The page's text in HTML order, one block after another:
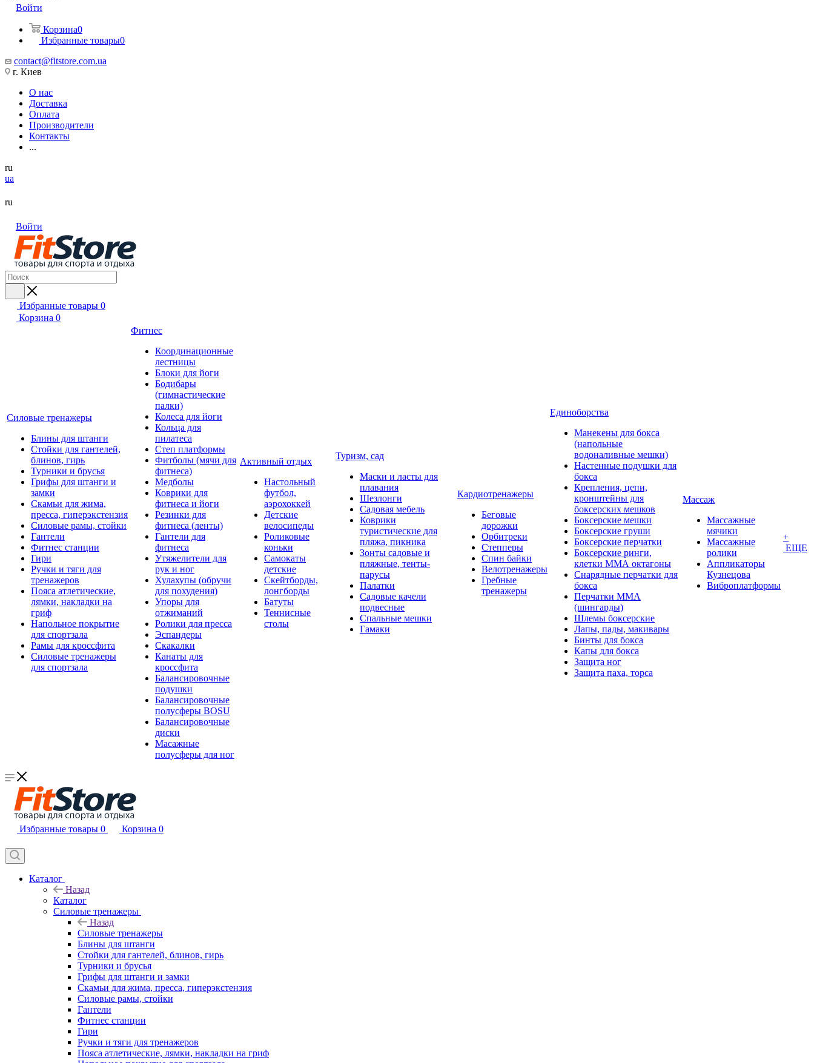
Войти
Корзина0
Избранные товары0
contact@fitstore.com.ua
г. Киев
О нас
Доставка
Оплата
Производители
Контакты
...
ru
ua
ru
Войти
Избранные товары 0
Корзина 0
Силовые тренажеры
Блины для штанги
Стойки для гантелей,
блинов, гирь
Турники и брусья
Грифы для штанги и
замки
Скамьи для жима,
пресса, гиперэкстензия
Силовые рамы, стойки
Гантели
Фитнес станции
Гири
Ручки и тяги для
тренажеров
Пояса атлетические,
лямки, накладки на
гриф
Напольное покрытие
для спортзала
Рамы для кроссфита
Силовые тренажеры
для спортзала
Фитнес
Координационные
лестницы
Блоки для йоги
Бодибары
(гимнастические
палки)
Колеса для йоги
Кольца для
пилатеса
Степ платформы
Фитболы (мячи для
фитнеса)
Медболы
Коврики для
фитнеса и йоги
Резинки для
фитнеса (ленты)
Гантели для
фитнеса
Утяжелители для
рук и ног
Хулахупы (обручи
для похудения)
Упоры для
отжиманий
Ролики для пресса
Эспандеры
Скакалки
Канаты для
кроссфита
Балансировочные
подушки
Балансировочные
полусферы BOSU
Балансировочные
диски
Масажные
полусферы для ног
Активный отдых
Настольный
футбол,
аэрохоккей
Детские
велосипеды
Роликовые
коньки
Самокаты
детские
Скейтборды,
лонгборды
Батуты
Теннисные
столы
Туризм, сад
Маски и ласты для
плавания
Шезлонги
Садовая мебель
Коврики
туристические для
пляжа, пикника
Зонты садовые и
пляжные, тенты-
парусы
Палатки
Садовые качели
подвесные
Спальные мешки
Гамаки
Кардиотренажеры
Беговые
дорожки
Орбитреки
Степперы
Спин байки
Велотренажеры
Гребные
тренажеры
Единоборства
Манекены для бокса
(напольные
водоналивные мешки)
Настенные подушки для
бокса
Крепления, цепи,
кронштейны для
боксерских мешков
Боксерские мешки
Боксерские груши
Боксерские перчатки
Боксерские ринги,
клетки ММА октагоны
Снарядные перчатки для
бокса
Перчатки MMA
(шингарды)
Шлемы боксерские
Лапы, пады, макивары
Бинты для бокса
Капы для бокса
Защита ног
Защита паха, торса
Массаж
Массажные
мячики
Массажные
ролики
Аппликаторы
Кузнецова
Виброплатформы
+
ЕЩЕ
Избранные товары 0 Корзина 0
Каталог
Назад
Каталог
Силовые тренажеры
Назад
Силовые тренажеры
Блины для штанги
Стойки для гантелей, блинов, гирь
Турники и брусья
Грифы для штанги и замки
Скамьи для жима, пресса, гиперэкстензия
Силовые рамы, стойки
Гантели
Фитнес станции
Гири
Ручки и тяги для тренажеров
Пояса атлетические, лямки, накладки на гриф